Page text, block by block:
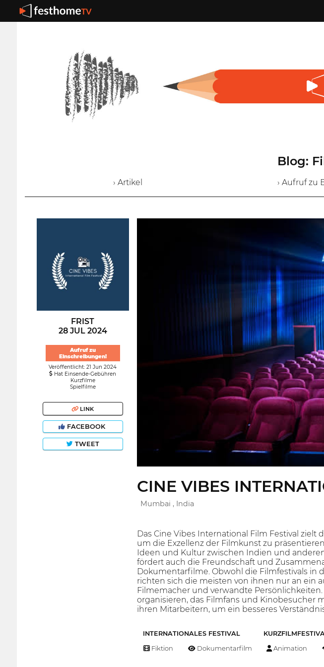
Blog:
› Artikel › Aufruf zu
FRIST
28 JUL 2024
Aufruf zu
Einschreibungen!
Veröffentlicht: 21 Jun 2024
Hat Einsende-Gebühren
Kurzfilme
Spielfilme
LINK
FACEBOOK
TWEET
CINE VIBES
Mumbai , India
Das Cine Vibes International Film Festival
um die Exzellenz der Filmkunst zu
Ideen und Kultur zwischen Indien und
fördert auch die Freundschaft und
Dokumentarfilme. Obwohl die Filmfestivals in
richten sich die meisten von ihnen nur an ein
Filmemacher und verwandte
organisieren, das Filmfans und Kinobesucher
ihren Mitarbeitern, um ein besseres
INTERNATIONALES FESTIVAL
Fiktion Dokumentarfilm Animation